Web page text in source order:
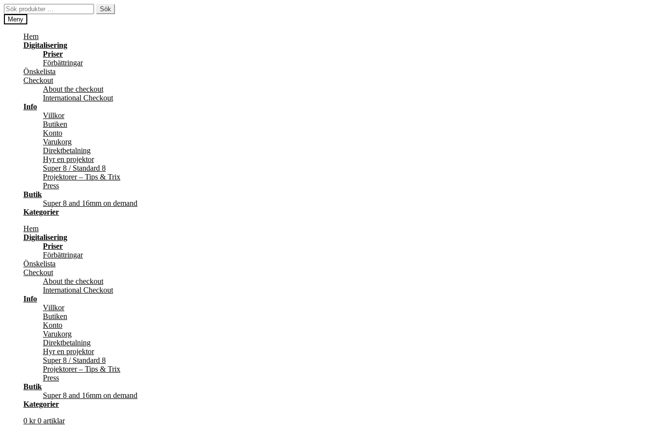
Hoppa
till
navigering
Hoppa
till
innehåll
Sök
efter:
Sök
Meny
Hem
Digitalisering
Priser
Förbättringar
Önskelista
Checkout
About the checkout
International Checkout
Info
Villkor
Butiken
Konto
Varukorg
Direktbetalning
Hyr en projektor
Super 8 / Standard 8
Projektorer – Tips & Trix
Press
Butik
Super 8 and 16mm on demand
Kategorier
Hem
Digitalisering
Priser
Förbättringar
Önskelista
Checkout
About the checkout
International Checkout
Info
Villkor
Butiken
Konto
Varukorg
Direktbetalning
Hyr en projektor
Super 8 / Standard 8
Projektorer – Tips & Trix
Press
Butik
Super 8 and 16mm on demand
Kategorier
0 kr 0 artiklar